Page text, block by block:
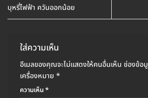
บุหรี่ไฟฟ้า ควันออกน้อย
ใส่ความเห็น
อีเมลของคุณจะไม่แสดงให้คนอื่นเห็น ช่องข้อ
เครื่องหมาย *
ความเห็น*